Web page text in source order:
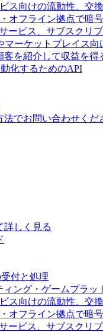
ス向けの流動性、交
オフライン拠点で暗
ービス、サブスクリ
マーケットプレイス向
客を紹介して収益を得
化するためのAPI
法でお問い合わせくだ
詳しく見る
付と処理
ィング・ゲームプラ
ス向けの流動性、交
オフライン拠点で暗
ービス、サブスクリ